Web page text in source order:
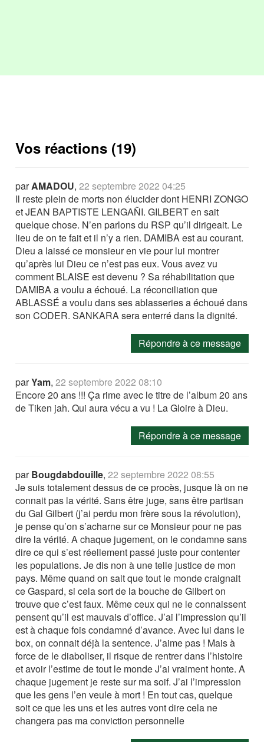
Vos réactions (19)
parAMADOU,22 septembre 2022 04:25
Il reste plein de morts non élucider dont HENRI ZONGO
et JEAN BAPTISTE LENGAÑI. GILBERT en sait
quelque chose. N’en parlons du RSP qu’il dirigeait. Le
lieu de on te fait et il n’y a rien. DAMIBA est au courant.
Dieu a laissé ce monsieur en vie pour lui montrer
qu’après lui Dieu ce n’est pas eux. Vous avez vu
comment BLAISE est devenu ? Sa réhabilitation que
DAMIBA a voulu a échoué. La réconciliation que
ABLASSÉ a voulu dans ses ablasseries a échoué dans
son CODER. SANKARA sera enterré dans la dignité.
Répondre à ce message
parYam,22 septembre 2022 08:10
Encore 20 ans !!! Ça rime avec le titre de l’album 20 ans
de Tiken jah. Qui aura vécu a vu ! La Gloire à Dieu.
Répondre à ce message
parBougdabdouille,22 septembre 2022 08:55
Je suis totalement dessus de ce procès, jusque là on ne
connait pas la vérité. Sans être juge, sans être partisan
du Gal Gilbert (j’ai perdu mon frère sous la révolution),
je pense qu’on s’acharne sur ce Monsieur pour ne pas
dire la vérité. A chaque jugement, on le condamne sans
dire ce qui s’est réellement passé juste pour contenter
les populations. Je dis non à une telle justice de mon
pays. Même quand on sait que tout le monde craignait
ce Gaspard, si cela sort de la bouche de Gilbert on
trouve que c’est faux. Même ceux qui ne le connaissent
pensent qu’il est mauvais d’office. J’ai l’impression qu’il
est à chaque fois condamné d’avance. Avec lui dans le
box, on connait déjà la sentence. J’aime pas ! Mais à
force de le diaboliser, il risque de rentrer dans l’histoire
et avoir l’estime de tout le monde J’ai vraiment honte. A
chaque jugement je reste sur ma soif. J’ai l’impression
que les gens l’en veule à mort ! En tout cas, quelque
soit ce que les uns et les autres vont dire cela ne
changera pas ma conviction personnelle